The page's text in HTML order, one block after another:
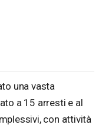
una vasta
a 15 arresti e al
con attività